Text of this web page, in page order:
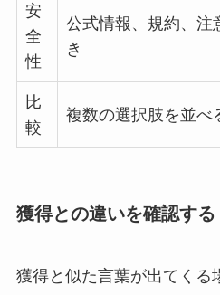
安
全
性
公式情報、規約、注
き
比
較
複数の選択肢を並べ
獲得との違いを確認する
獲得と似た言葉が出てくる